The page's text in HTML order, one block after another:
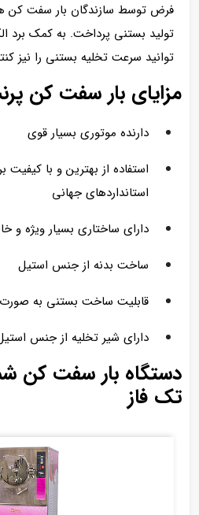
فرض توسط سازندگان بار سفت کن
تولید بستنی پرداخت. به کمک برد
توانید سرعت تخلیه بستنی را نیز
مزایای بار سفت کن
دارنده موتوری بسیار قوی
استفاده از بهترین و با
استانداردهای جهانی
دارای ساختاری بسیار ویژه و
ساخت بدنه از جنس استیل
قابلیت ساخت بستنی به صورت
دارای شیر تخلیه از جنس
دستگاه بار سفت کن
تک فاز